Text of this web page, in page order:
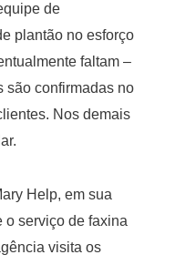
de
plantão no esforço
faltam –
são confirmadas no
Nos demais
Help, em sua
o serviço de faxina
visita os